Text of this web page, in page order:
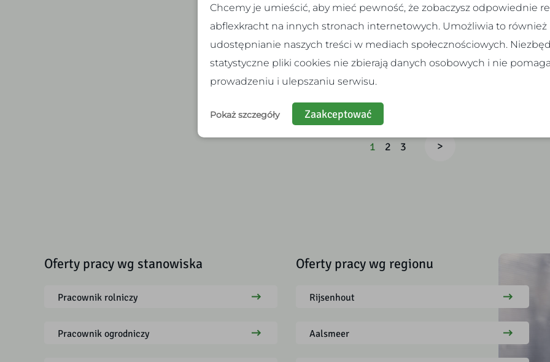
budową pomostów oraz
wzmacnianiem linii brzegowych rzek i
kanałów…
Aplikuj Zobacz wakat
1 2 3 >
Oferty pracy wg stanowiska
Pracownik rolniczy
Pracownik ogrodniczy
Oferty pracy wg regionu
Rijsenhout
Aalsmeer
Chcemy je umieścić, aby mieć pewność, że zobaczysz odpowiednie
abflexkracht na innych stronach internetowych. Umożliwia to również
udostępnianie naszych treści w mediach społecznościowych.
statystyczne pliki cookies nie zbierają danych osobowych i nie
prowadzeniu i ulepszaniu serwisu.
Pokaż szczegóły Zaakceptować